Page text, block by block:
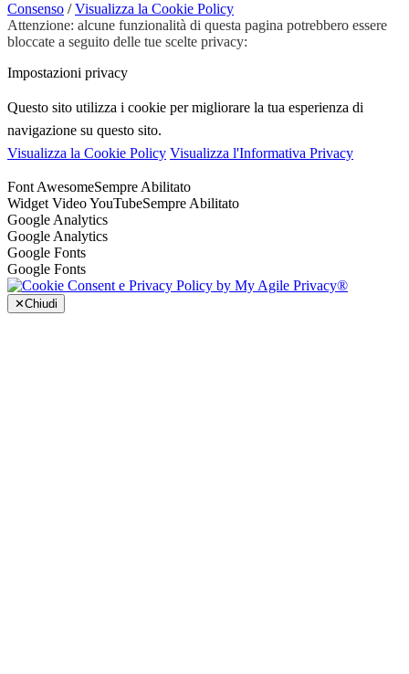
Consenso /Visualizza la Cookie Policy
Attenzione: alcune funzionalità di questa pagina potrebbero essere
bloccate a seguito delle tue scelte privacy:
Impostazioni privacy
Questo sito utilizza i cookie per migliorare la tua esperienza di
navigazione su questo sito.
Visualizza la Cookie Policy Visualizza l'Informativa Privacy
Font AwesomeSempre Abilitato
Widget Video YouTubeSempre Abilitato
Google Analytics
Google Analytics
Google Fonts
Google Fonts
✕Chiudi